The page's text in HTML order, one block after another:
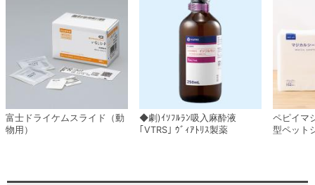
富士ドライケムスライド（動
物用）
◆劇)ｲｿﾌﾙﾗﾝ吸入麻酔液
｢VTRS｣ ｳﾞｨｱﾄﾘｽ製薬
ペピイマ
型ペット